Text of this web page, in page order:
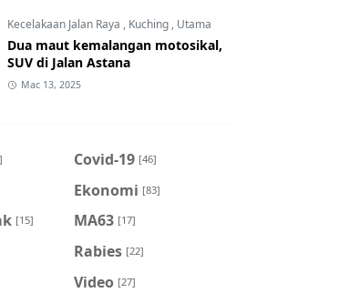
Kecelakaan Jalan Raya , Kuching , Utama
Dua maut kemalangan motosikal,
SUV di Jalan Astana
Mac 13, 2025
Covid-19 [46]
Ekonomi [83]
[15] MA63 [17]
Rabies [22]
Video [27]